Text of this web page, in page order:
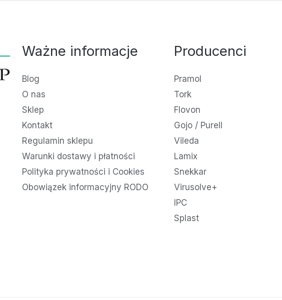
Ważne informacje
Blog
O nas
Sklep
Kontakt
Regulamin sklepu
Warunki dostawy i płatności
Polityka prywatności i Cookies
Obowiązek informacyjny RODO
Producenci
Pramol
Tork
Flovon
Gojo / Purell
Vileda
Lamix
Snekkar
Virusolve+
IPC
Splast